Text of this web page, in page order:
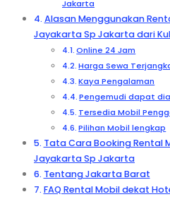
Jakarta
Alasan Menggunakan
Jayakarta Sp Jakarta dari
Online 24 Jam
Harga Sewa
Kaya Pengalaman
Pengemudi dapat
Tersedia Mobil
Pilihan Mobil lengkap
Tata Cara Booking Rental
Jayakarta Sp Jakarta
Tentang Jakarta Barat
FAQ Rental Mobil dekat